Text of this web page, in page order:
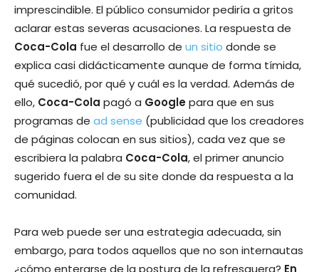
imprescindible. El público consumidor pedirí­a a gritos
aclarar estas severas acusaciones. La respuesta de
Coca-Cola fue el desarrollo de un sitio donde se
explica casi didácticamente aunque de forma tí­mida,
qué sucedió, por qué y cuál es la verdad. Además de
ello, Coca-Cola pagó a Googlepara que en sus
programas de ad sense (publicidad que los creadores
de páginas colocan en sus sitios), cada vez que se
escribiera la palabra Coca-Cola, el primer anuncio
sugerido fuera el de su site donde da respuesta a la
comunidad.
Para web puede ser una estrategia adecuada, sin
embargo, para todos aquellos que no son internautas